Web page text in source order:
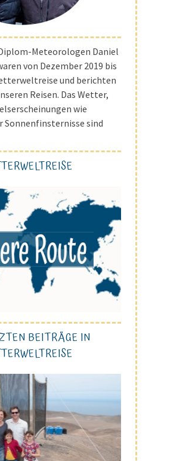
Meteorologen Daniel
von Dezember 2019 bis
und berichten
Reisen. Das Wetter,
wie
Sonnenfinsternisse sind
BEITRÄGE IN